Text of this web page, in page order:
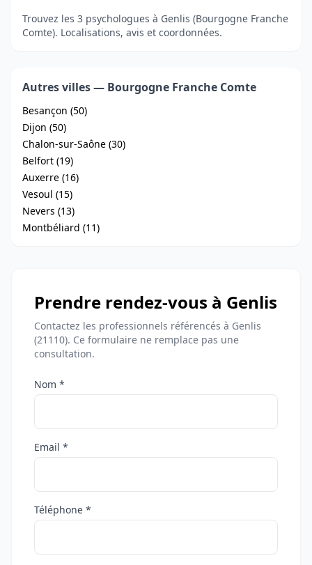
Trouvez les 3 psychologues à Genlis (Bourgogne Franche
Comte). Localisations, avis et coordonnées.
Autres villes — Bourgogne Franche Comte
Besançon (50)
Dijon (50)
Chalon-sur-Saône (30)
Belfort (19)
Auxerre (16)
Vesoul (15)
Nevers (13)
Montbéliard (11)
Prendre rendez-vous à Genlis
Contactez les professionnels référencés à Genlis
(21110). Ce formulaire ne remplace pas une
consultation.
Nom *
Email *
Téléphone *